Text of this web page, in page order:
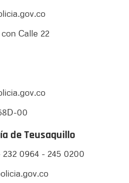
Calle 22
00
de Teusaquillo
232 0964 - 245 0200